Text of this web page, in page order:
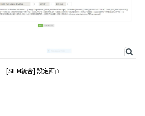
[SIEM統合] 設定画面